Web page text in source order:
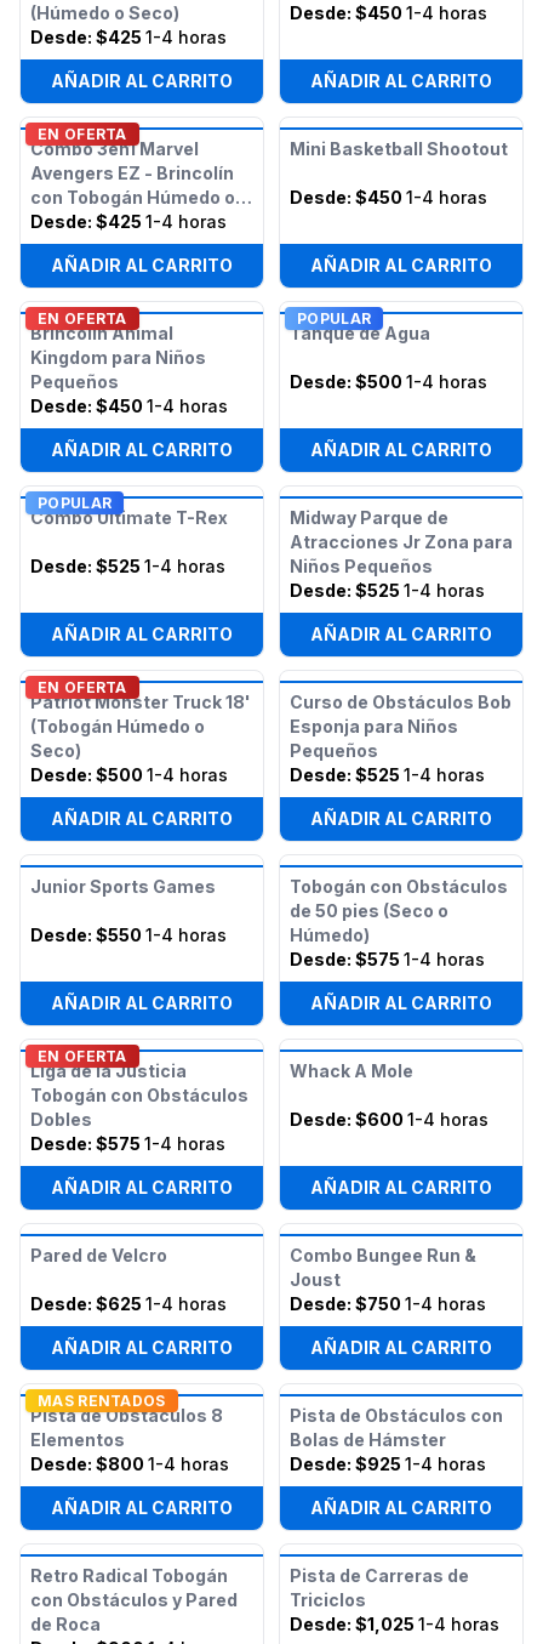
(Húmedo o Seco)
Desde: $425 1-4 horas
AÑADIR AL CARRITO
Desde: $450 1-4 horas
AÑADIR AL CARRITO
EN OFERTA
Combo 3en1 Marvel
Avengers EZ - Brincolín
con Tobogán Húmedo o
Seco
Desde: $425 1-4 horas
AÑADIR AL CARRITO
Mini Basketball Shootout
Desde: $450 1-4 horas
AÑADIR AL CARRITO
EN OFERTA
Brincolín Animal
Kingdom para Niños
Pequeños
Desde: $450 1-4 horas
AÑADIR AL CARRITO
POPULAR
Tanque de Agua
Desde: $500 1-4 horas
AÑADIR AL CARRITO
POPULAR
Combo Ultimate T-Rex
Desde: $525 1-4 horas
AÑADIR AL CARRITO
Midway Parque de
Atracciones Jr Zona para
Niños Pequeños
Desde: $525 1-4 horas
AÑADIR AL CARRITO
EN OFERTA
Patriot Monster Truck 18'
(Tobogán Húmedo o
Seco)
Desde: $500 1-4 horas
AÑADIR AL CARRITO
Curso de Obstáculos Bob
Esponja para Niños
Pequeños
Desde: $525 1-4 horas
AÑADIR AL CARRITO
Junior Sports Games
Desde: $550 1-4 horas
AÑADIR AL CARRITO
Tobogán con Obstáculos
de 50 pies (Seco o
Húmedo)
Desde: $575 1-4 horas
AÑADIR AL CARRITO
EN OFERTA
Liga de la Justicia
Tobogán con Obstáculos
Dobles
Desde: $575 1-4 horas
AÑADIR AL CARRITO
Whack A Mole
Desde: $600 1-4 horas
AÑADIR AL CARRITO
Pared de Velcro
Desde: $625 1-4 horas
AÑADIR AL CARRITO
Combo Bungee Run &
Joust
Desde: $750 1-4 horas
AÑADIR AL CARRITO
MAS RENTADOS
Pista de Obstáculos 8
Elementos
Desde: $800 1-4 horas
AÑADIR AL CARRITO
Pista de Obstáculos con
Bolas de Hámster
Desde: $925 1-4 horas
AÑADIR AL CARRITO
Retro Radical Tobogán
con Obstáculos y Pared
de Roca
Pista de Carreras de
Triciclos
Desde: $1,025 1-4 horas